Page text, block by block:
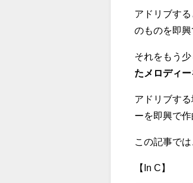
アドリブす
のものを即興
それをもう少
たメロディ
アドリブす
ーを即興で作
この記事で
【In C】